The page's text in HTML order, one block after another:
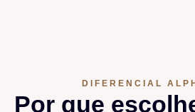
DIFERENCIAL
Por que